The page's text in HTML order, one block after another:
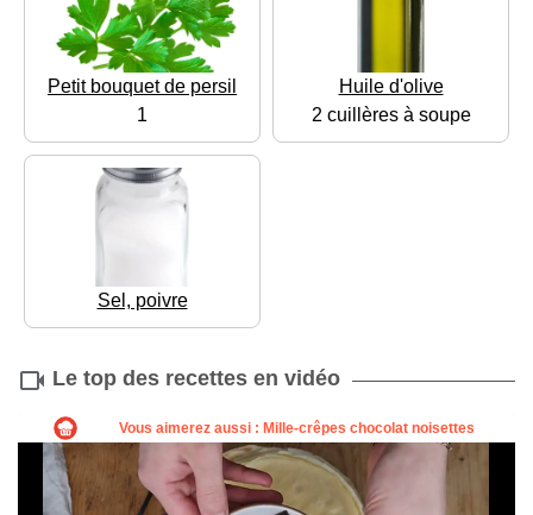
Petit bouquet de persil
1
Huile d'olive
2 cuillères à soupe
Sel, poivre
Le top des recettes en vidéo